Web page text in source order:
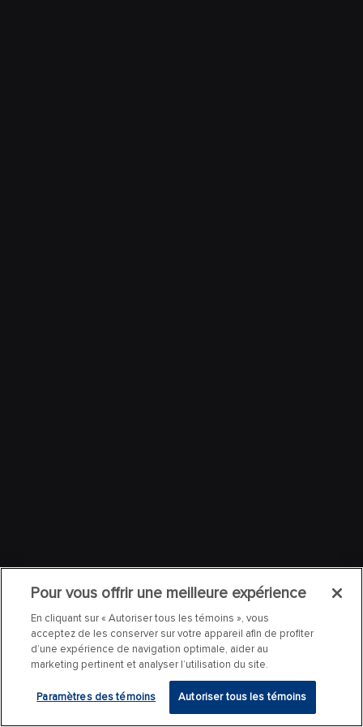
Pour vous offrir une meilleure expérience
En cliquant sur « Autoriser tous les témoins », vous
acceptez de les conserver sur votre appareil afin de profiter
d’une expérience de navigation optimale, aider au
marketing pertinent et analyser l’utilisation du site.
Paramètres des témoins Autoriser tous les témoins